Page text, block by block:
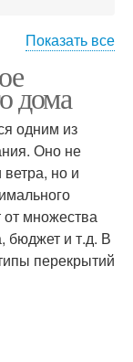
Показать все
дома
одним из
Оно не
но и
от множества
бюджет и т.д. В
перекрытий